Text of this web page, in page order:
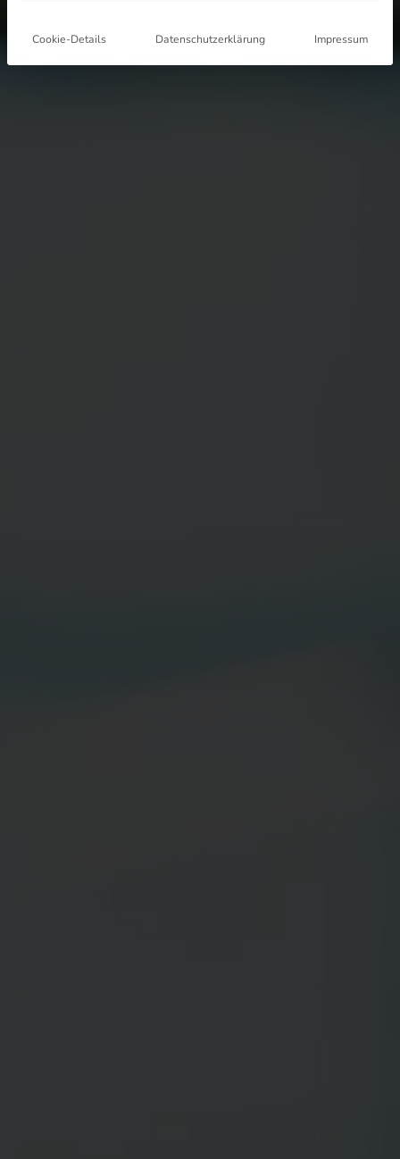
Cookie-Details Datenschutzerklärung Impressum